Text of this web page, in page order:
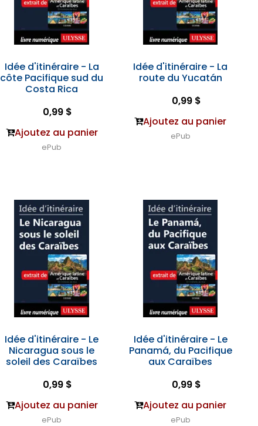
Idée d'itinéraire - La
côte Pacifique sud du
Costa Rica
0,99 $
Ajoutez au panier
ePub
Idée d'itinéraire - La
route du Yucatán
0,99 $
Ajoutez au panier
ePub
Idée d'itinéraire - Le
Nicaragua sous le
soleil des Caraïbes
0,99 $
Ajoutez au panier
ePub
Idée d'itinéraire - Le
Panamá, du Pacifique
aux Caraïbes
0,99 $
Ajoutez au panier
ePub